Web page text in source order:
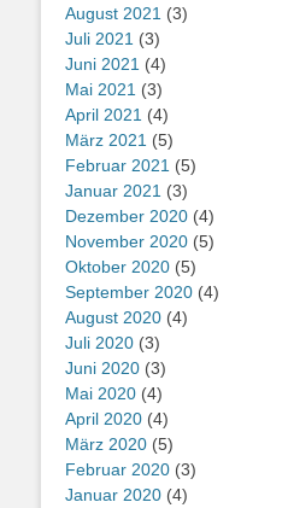
August 2021 (3)
Juli 2021 (3)
Juni 2021 (4)
Mai 2021 (3)
April 2021 (4)
März 2021 (5)
Februar 2021 (5)
Januar 2021 (3)
Dezember 2020 (4)
November 2020 (5)
Oktober 2020 (5)
September 2020 (4)
August 2020 (4)
Juli 2020 (3)
Juni 2020 (3)
Mai 2020 (4)
April 2020 (4)
März 2020 (5)
Februar 2020 (3)
Januar 2020 (4)